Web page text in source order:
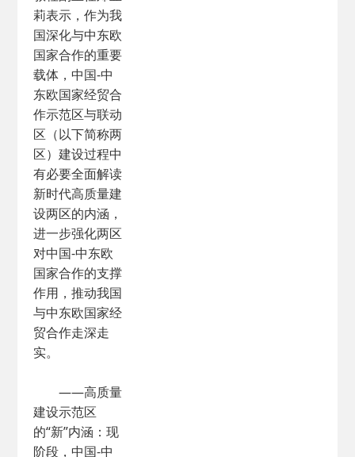
莉表示，作为我
国深化与中东欧
国家合作的重要
载体，中国-中
东欧国家经贸合
作示范区与联动
区（以下简称两
区）建设过程中
有必要全面解读
新时代高质量建
设两区的内涵，
进一步强化两区
对中国-中东欧
国家合作的支撑
作用，推动我国
与中东欧国家经
贸合作走深走
实。
——高质量
建设示范区
的“新”内涵：现
阶段，中国-中